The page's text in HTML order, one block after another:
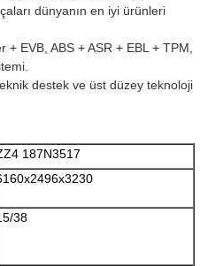
dünyanın en iyi ürünleri
+ EVB, ABS + ASR + EBL + TPM,
destek ve üst düzey teknoloji
187N3517
38